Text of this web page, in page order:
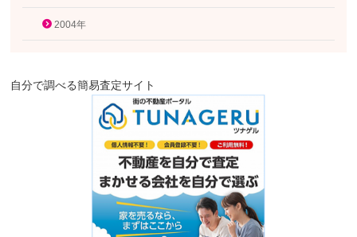
2004年
自分で調べる簡易査定サイト